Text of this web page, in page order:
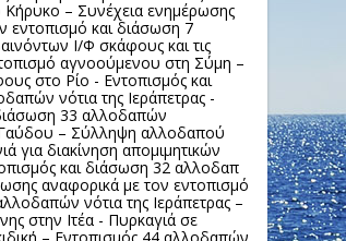
– Συνέχεια ενημέρωσης
εντοπισμό και διάσωση 7
Ι/Φ σκάφους και τις
αγνοούμενου στη Σύμη –
στο Ρίο - Εντοπισμός και
νότια της Ιεράπετρας -
33 αλλοδαπών
Γαύδου – Σύλληψη αλλοδαπού
για διακίνηση απομιμητικών
και διάσωση 32 αλλοδαπ
αναφορικά με τον εντοπισμό
νότια της Ιεράπετρας –
στην Ιτέα - Πυρκαγιά σε